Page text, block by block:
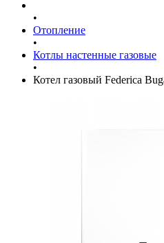
•
Отопление
•
Котлы настенные газовые
•
Котел газовый Federica